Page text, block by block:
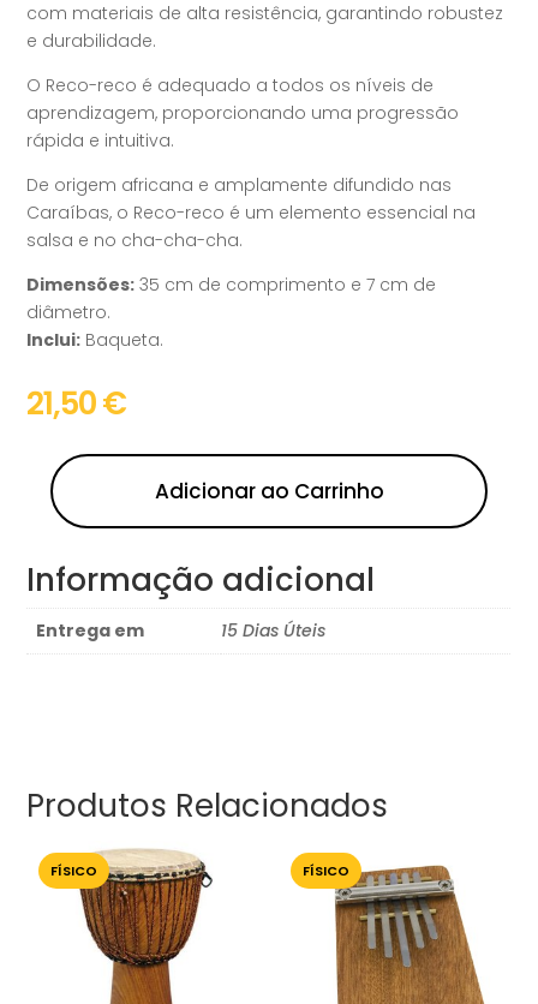
com materiais de alta resistência, garantindo robustez
e durabilidade.
O Reco-reco é adequado a todos os níveis de
aprendizagem, proporcionando uma progressão
rápida e intuitiva.
De origem africana e amplamente difundido nas
Caraíbas, o Reco-reco é um elemento essencial na
salsa e no cha-cha-cha.
Dimensões: 35 cm de comprimento e 7 cm de
diâmetro.
Inclui: Baqueta.
21,50€
Adicionar ao Carrinho
Informação adicional
Entrega em 15 Dias Úteis
Produtos Relacionados
FÍSICO FÍSICO